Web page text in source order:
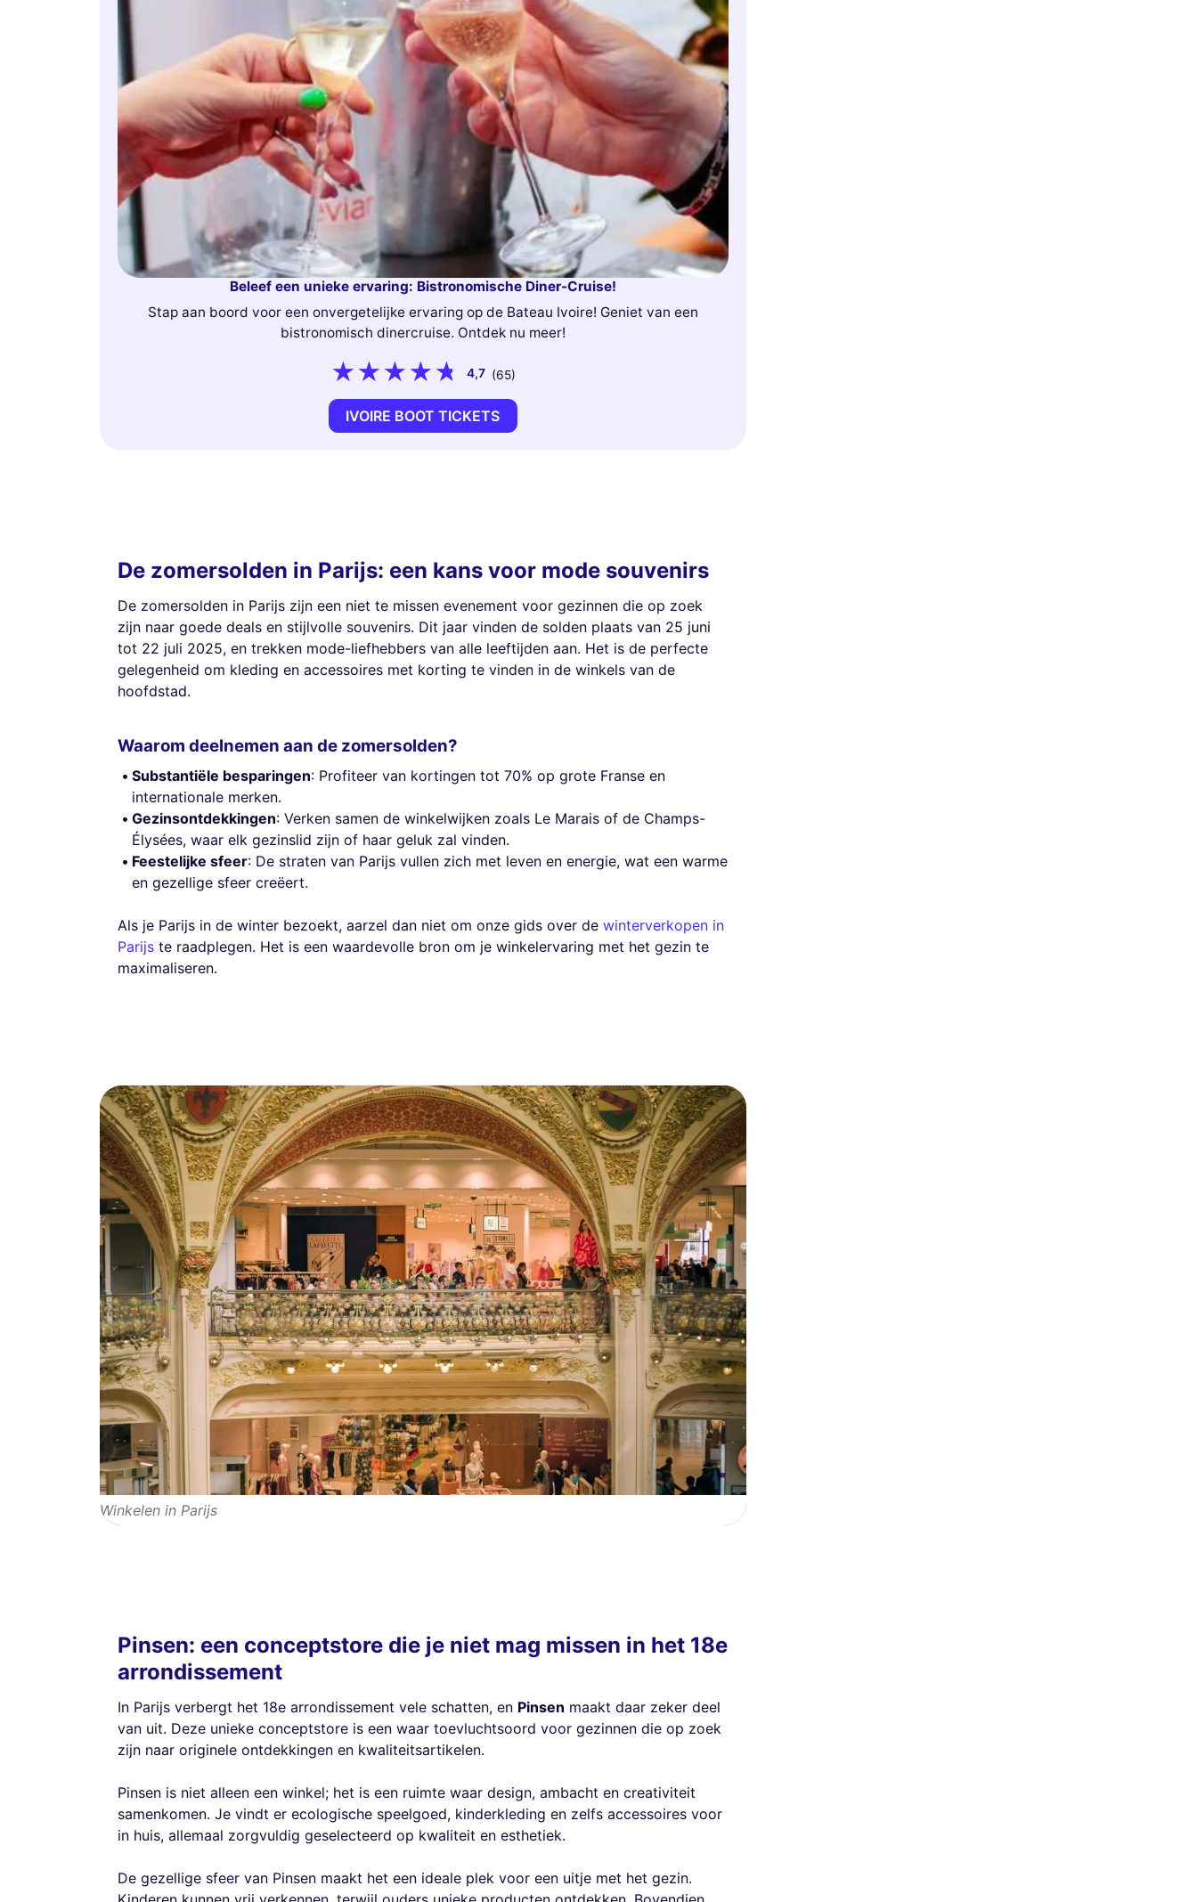
Beleef een unieke ervaring: Bistronomische Diner-Cruise!
Stap aan boord voor een onvergetelijke ervaring op de Bateau Ivoire! Geniet van een
bistronomisch dinercruise. Ontdek nu meer!
4,7 (65)
IVOIRE BOOT TICKETS
De zomersolden in Parijs: een kans voor mode souvenirs
De zomersolden in Parijs zijn een niet te missen evenement voor gezinnen die op zoek
zijn naar goede deals en stijlvolle souvenirs. Dit jaar vinden de solden plaats van 25 juni
tot 22 juli 2025, en trekken mode-liefhebbers van alle leeftijden aan. Het is de perfecte
gelegenheid om kleding en accessoires met korting te vinden in de winkels van de
hoofdstad.
Waarom deelnemen aan de zomersolden?
Substantiële besparingen: Profiteer van kortingen tot 70% op grote Franse en
internationale merken.
Gezinsontdekkingen: Verken samen de winkelwijken zoals Le Marais of de Champs-
Élysées, waar elk gezinslid zijn of haar geluk zal vinden.
Feestelijke sfeer: De straten van Parijs vullen zich met leven en energie, wat een warme
en gezellige sfeer creëert.
Als je Parijs in de winter bezoekt, aarzel dan niet om onze gids over de winterverkopen in
Parijs te raadplegen. Het is een waardevolle bron om je winkelervaring met het gezin te
maximaliseren.
Winkelen in Parijs
Pinsen: een conceptstore die je niet mag missen in het 18e
arrondissement
In Parijs verbergt het 18e arrondissement vele schatten, en Pinsen maakt daar zeker deel
van uit. Deze unieke conceptstore is een waar toevluchtsoord voor gezinnen die op zoek
zijn naar originele ontdekkingen en kwaliteitsartikelen.
Pinsen is niet alleen een winkel; het is een ruimte waar design, ambacht en creativiteit
samenkomen. Je vindt er ecologische speelgoed, kinderkleding en zelfs accessoires voor
in huis, allemaal zorgvuldig geselecteerd op kwaliteit en esthetiek.
De gezellige sfeer van Pinsen maakt het een ideale plek voor een uitje met het gezin.